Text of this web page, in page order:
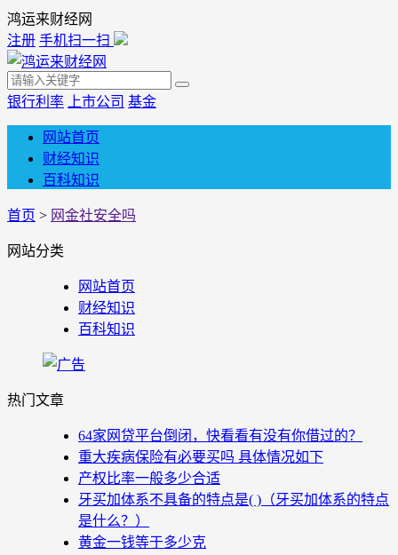
鸿运来财经网
注册 手机扫一扫
银行利率 上市公司 基金
网站首页
财经知识
百科知识
首页 > 网金社安全吗
网站分类
网站首页
财经知识
百科知识
热门文章
64家网贷平台倒闭，快看看有没有你借过的？
重大疾病保险有必要买吗 具体情况如下
产权比率一般多少合适
牙买加体系不具备的特点是( )（牙买加体系的特点
是什么？）
黄金一钱等于多少克